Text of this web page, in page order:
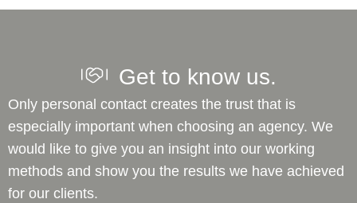
Get to know us.
Only personal contact creates the trust that is
especially important when choosing an agency. We
would like to give you an insight into our working
methods and show you the results we have achieved
for our clients.